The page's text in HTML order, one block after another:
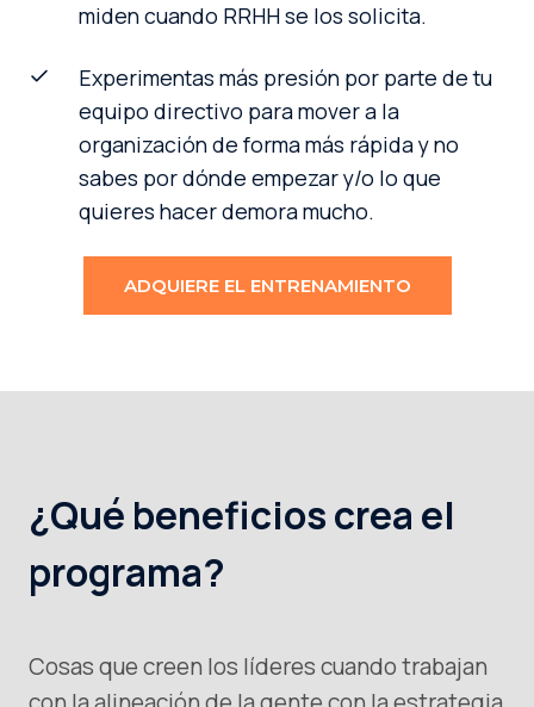
miden cuando RRHH se los solicita.
Experimentas más presión por parte de tu
equipo directivo para mover a la
organización de forma más rápida y no
sabes por dónde empezar y/o lo que
quieres hacer demora mucho.
ADQUIERE EL ENTRENAMIENTO
¿Qué beneficios crea el
programa?
Cosas que creen los líderes cuando trabajan